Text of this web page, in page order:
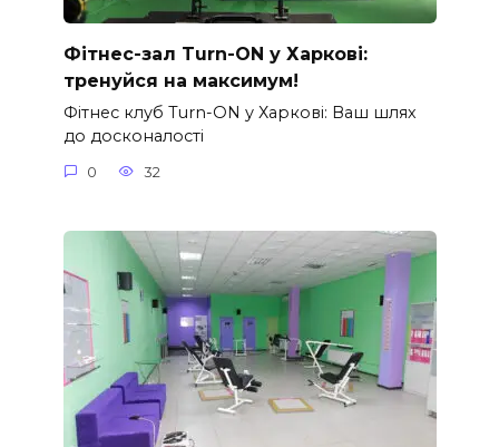
Фітнес-зал Turn-ON у Харкові:
тренуйся на максимум!
Фітнес клуб Turn-ON у Харкові: Ваш шлях
до досконалості
0 32